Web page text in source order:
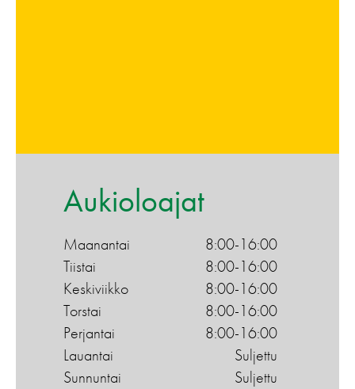
Aukioloajat
Maanantai
8:00-16:00
Tiistai
8:00-16:00
Keskiviikko
8:00-16:00
Torstai
8:00-16:00
Perjantai
8:00-16:00
Lauantai
Suljettu
Sunnuntai
Suljettu